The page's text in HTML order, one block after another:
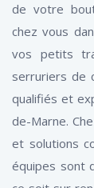
de votre
chez vous
vos petits
serruriers de
qualifiés et
de-Marne.
et solutions
équipes sont